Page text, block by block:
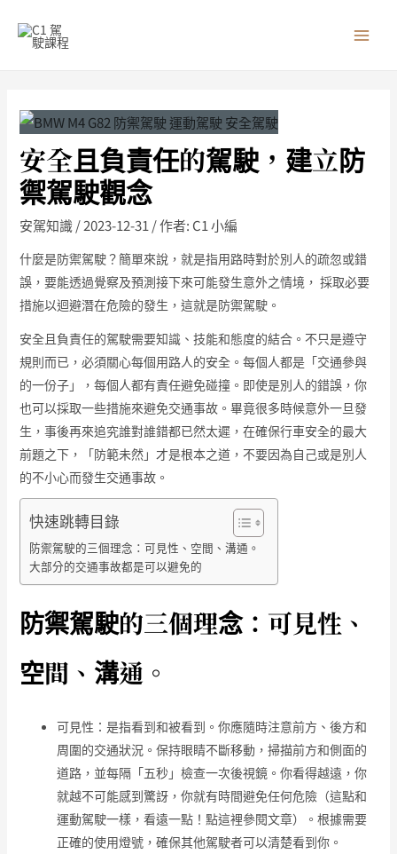
安全且負責任的駕駛，建立防
禦駕駛觀念
安駕知識/2023-12-31/ 作者: C1 小編
什麼是防禦駕駛？簡單來說，就是指用路時對於別人的疏忽或錯
誤，要能透過覺察及預測接下來可能發生意外之情境， 採取必要
措施以迴避潛在危險的發生，這就是防禦駕駛。
安全且負責任的駕駛需要知識、技能和態度的結合。不只是遵守
規則而已，必須關心每個用路人的安全。每個人都是「交通參與
的一份子」，每個人都有責任避免碰撞。即使是別人的錯誤，你
也可以採取一些措施來避免交通事故。畢竟很多時候意外一旦發
生，事後再來追究誰對誰錯都已然太遲，在確保行車安全的最大
前題之下，「防範未然」才是根本之道，不要因為自己或是別人
的不小心而發生交通事故。
快速跳轉目錄
防禦駕駛的三個理念：可見性、空間、溝通。
大部分的交通事故都是可以避免的
防禦駕駛的三個理念：可見性、
空間、溝通。
可見性：是指看到和被看到。你應隨時注意前方、後方和
周圍的交通狀況。保持眼睛不斷移動，掃描前方和側面的
道路，並每隔「五秒」檢查一次後視鏡。你看得越遠，你
就越不可能感到驚訝，你就有時間避免任何危險（這點和
運動駕駛一樣，看遠一點！ 點這裡參閱文章）。根據需要
正確的使用燈號，確保其他駕駛者可以清楚看到你。